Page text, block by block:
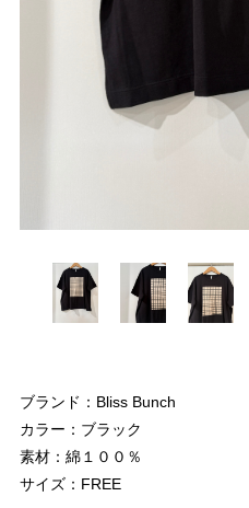
ブランド：Bliss Bunch
カラー：ブラック
素材：綿１００％
サイズ：FREE